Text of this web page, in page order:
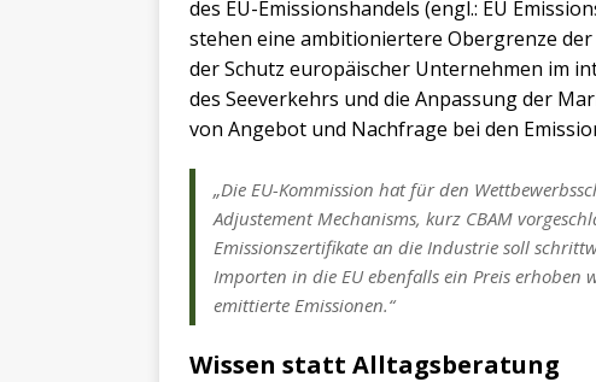
des EU-Emissionshandels (engl.: EU
stehen eine ambitioniertere Obergrenze
der Schutz europäischer Unternehmen im
des Seeverkehrs und die Anpassung der
von Angebot und Nachfrage bei den
„Die EU-Kommission hat für den
Adjustement Mechanisms, kurz CBAM
Emissionszertifikate an die Industrie soll
Importen in die EU ebenfalls ein Preis
emittierte Emissionen.“
Wissen statt Alltagsberatung